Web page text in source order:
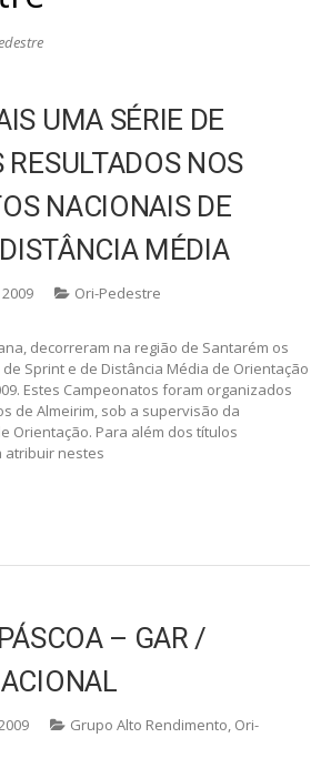
UMA SÉRIE DE
RESULTADOS NOS
NACIONAIS DE
MÉDIA
Ori-Pedestre
decorreram na região de Santarém os
Sprint e de Distância Média de Orientação
Estes Campeonatos foram organizados
de Almeirim, sob a supervisão da
Orientação. Para além dos títulos
atribuir nestes
– GAR /
Grupo Alto Rendimento, Ori-